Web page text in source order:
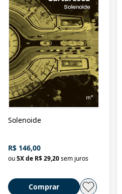
Solenoide
R$ 146,00
ou5X de R$ 29,20sem juros
Comprar